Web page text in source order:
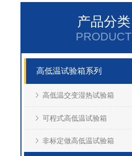
产品分类
PRODUCT
高低温试验箱系列
高低温交变湿热试验箱
可程式高低温试验箱
非标定做高低温试验箱